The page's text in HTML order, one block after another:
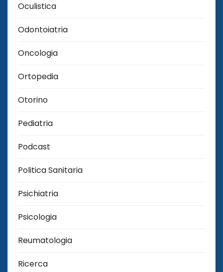
Oculistica
Odontoiatria
Oncologia
Ortopedia
Otorino
Pediatria
Podcast
Politica Sanitaria
Psichiatria
Psicologia
Reumatologia
Ricerca